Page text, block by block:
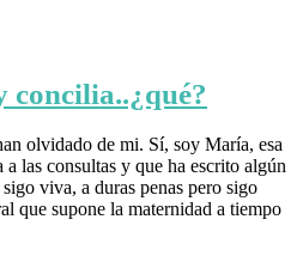
concilia..¿qué?
olvidado de mi. Sí, soy María, esa
las consultas y que ha escrito algún
viva, a duras penas pero sigo
que supone la maternidad a tiempo